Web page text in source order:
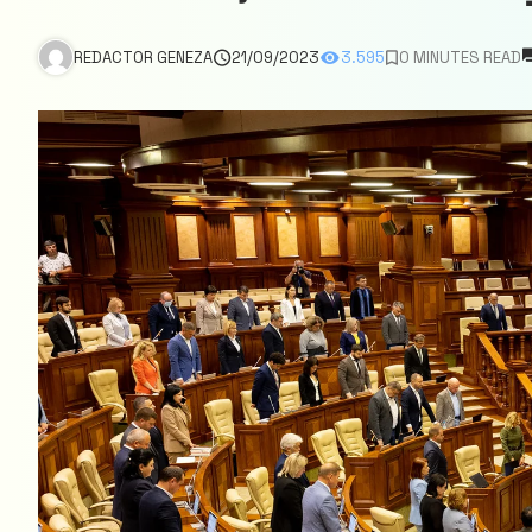
REDACTOR GENEZA 21/09/2023 3.595 0 MINUTES READ